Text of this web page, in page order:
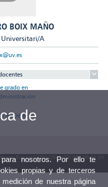
BOIX MAÑO
A
grado en
en Derecho
Espanya. Tel. UV: (+34) 963 86 41 00
UV
de
nosotros. Por ello te
propias y de terceros
de nuestra página